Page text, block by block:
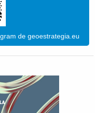
de geoestrategia.eu